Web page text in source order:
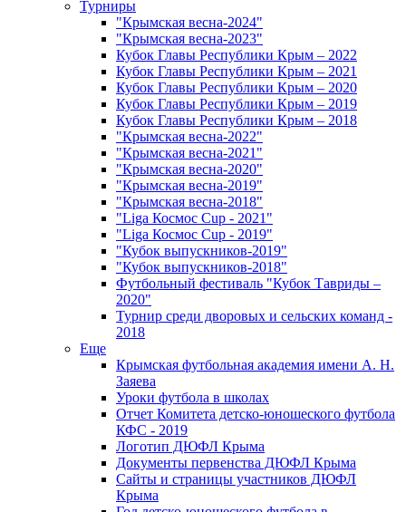
Турниры
"Крымская весна-2024"
"Крымская весна-2023"
Кубок Главы Республики Крым – 2022
Кубок Главы Республики Крым – 2021
Кубок Главы Республики Крым – 2020
Кубок Главы Республики Крым – 2019
Кубок Главы Республики Крым – 2018
"Крымская весна-2022"
"Крымская весна-2021"
"Крымская весна-2020"
"Крымская весна-2019"
"Крымская весна-2018"
"Liga Космос Cup - 2021"
"Liga Космос Cup - 2019"
"Кубок выпускников-2019"
"Кубок выпускников-2018"
Футбольный фестиваль "Кубок Тавриды –
2020"
Турнир среди дворовых и сельских команд -
2018
Еще
Крымская футбольная академия имени А. Н.
Заяева
Уроки футбола в школах
Отчет Комитета детско-юношеского футбола
КФС - 2019
Логотип ДЮФЛ Крыма
Документы первенства ДЮФЛ Крыма
Сайты и страницы участников ДЮФЛ
Крыма